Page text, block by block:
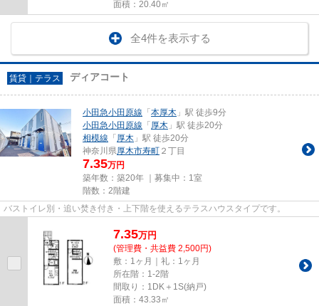
面積：20.40㎡
全4件を表示する
賃貸｜テラス ディアコート
小田急小田原線 「本厚木 」駅 徒歩9分
小田急小田原線 「厚木 」駅 徒歩20分
相模線 「厚木 」駅 徒歩20分
神奈川県厚木市寿町 ２丁目
7.35万円
築年数：築20年 ｜募集中： 1室
階数：2階建
バストイレ別・追い焚き付き・上下階を使えるテラスハウスタイプです。
7.35万円
(管理費・共益費 2,500円)
敷：1ヶ月｜礼：1ヶ月
所在階：1-2階
間取り：1DK＋1S(納戸)
面積：43.33㎡